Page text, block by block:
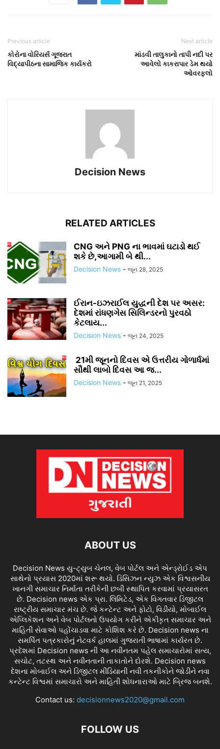
Previous article
કોરોના વોરિયર્સ ગૂજરાત
વિદ્યાપીઠના સામાજિક કાર્યકરો
Next article
માંડવી તાલુકાનો તાપી નદી પર
આવેલો કાકરાપાર ડેમ થયો
ઓવરફલો
Decision News
RELATED ARTICLES
CNG અને PNG ના ભાવમાં ઘટાડો થઈ
શકે છે,આગામી બે થી...
Decision News - જૂન 28, 2025
ઈરાન-ઇઝરાઈલ યુદ્ધની દેશ પર અસર:
દેશમાં રાંધણગેસ સિલિન્ડરનો પુરવઠો
કેટલાય...
Decision News - જૂન 24, 2025
21મી જૂનનો દિવસ એ ઉત્તરીય ગોળાર્ધમાં
સૌથી લાબો દિવસ આ જ...
Decision News - જૂન 21, 2025
ABOUT US
Decision News યુ-ટ્યુબ ચેનલ, વેબ પોર્ટલ અને એન્ડ્રોઈડ એપ
સાથેનો પ્રયાસ 2020માં શરૂ થયો. ડિસિઝન ન્યુઝ એક વિશ્વસનીય
ખાનગી સમાચાર નિર્માતા તરીકેની છબી સ્થાપિત કરવામાં પ્રયાસરત
છે. Decision news એક પ્રા. લિમિટેડ, એક વિગતવાર ડિજીટલ
રાષ્ટ્રીય સમાચાર મંચ છે. જે કન્ટેન્ટ અને ફોટો, વિડીયો, મોબાઈલ
એપ્લિકેશન અને વેબ પોર્ટલનો ઉપયોગ કરીને એકીકૃત સમાચાર અને
માહિતી સેવાઓ પહોંચાડવા માટે કોશિશ કરે છે. Decision news ના
સમર્પિત પત્રકારોનું નેટવર્ક હાલમાં ગુજરાતી ભાષામાં કાર્યરત છે.
પ્રદેશમાં Decision news ની આ નવીનતમ પહેલ સમાચારોમાં સત્ય,
સચોટ, તટસ્થ અને નવીનતાની તાકાતોને દોરશે. Decision news
દેશના મોબાઈલ અને ડિજીટલ મીડિયાની નવી તકનીકોને જોડીને નવા
કન્ટેન્ટ વિશ્વમાં સમાચારો અને માહિતી શોધનારાઓ માટે બ્રિજ બનશે.
Contact us: decisionnews2020@gmail.com
FOLLOW US